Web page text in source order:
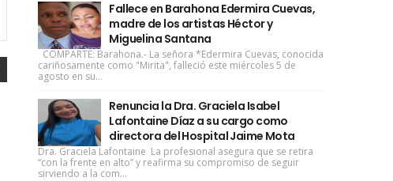
Fallece en Barahona Edermira Cuevas,
madre de los artistas Héctor y
Miguelina Santana
COMPARTE: Barahona.- La señora *Edermira Cuevas, conocida
cariñosamente como "Mirita", falleció este miércoles 5 de
agosto en su...
Renuncia la Dra. Graciela Isabel
Lafontaine Díaz a su cargo como
directora del Hospital Jaime Mota
Dra. Graciela Lafontaine La profesional asegura que se retira
“con la frente en alto” y reafirma su compromiso de seguir
sirviendo a la com...